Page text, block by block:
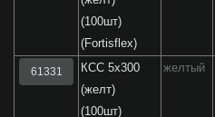
(100шт)
(Fortisflex)
61331
КСС 5х300
(желт)
(100шт)
желтый